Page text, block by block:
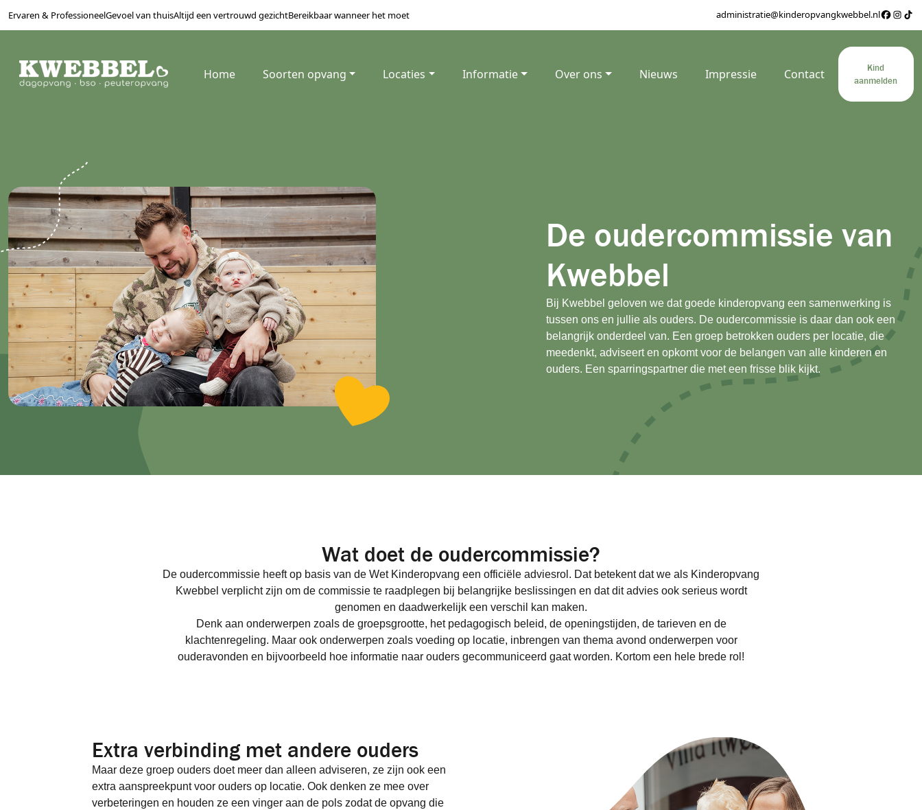
Ervaren & ProfessioneelGevoel van thuisAltijd een vertrouwd gezichtBereikbaar wanneer het moet administratie@kinderopvangkwebbel.nl
Home Soorten opvang Locaties Informatie Over ons Nieuws Impressie Contact
Kind
aanmelden
De oudercommissie van
Kwebbel
Bij Kwebbel geloven we dat goede kinderopvang een samenwerking is
tussen ons en jullie als ouders. De oudercommissie is daar dan ook een
belangrijk onderdeel van. Een groep betrokken ouders per locatie, die
meedenkt, adviseert en opkomt voor de belangen van alle kinderen en
ouders. Een sparringspartner die met een frisse blik kijkt.
Wat doet de oudercommissie?
De oudercommissie heeft op basis van de Wet Kinderopvang een officiële adviesrol. Dat betekent dat we als Kinderopvang
Kwebbel verplicht zijn om de commissie te raadplegen bij belangrijke beslissingen en dat dit advies ook serieus wordt
genomen en daadwerkelijk een verschil kan maken.
Denk aan onderwerpen zoals de groepsgrootte, het pedagogisch beleid, de openingstijden, de tarieven en de
klachtenregeling. Maar ook onderwerpen zoals voeding op locatie, inbrengen van thema avond onderwerpen voor
ouderavonden en bijvoorbeeld hoe informatie naar ouders gecommuniceerd gaat worden. Kortom een hele brede rol!
Extra verbinding met andere ouders
Maar deze groep ouders doet meer dan alleen adviseren, ze zijn ook een
extra aanspreekpunt voor ouders op locatie. Ook denken ze mee over
verbeteringen en houden ze een vinger aan de pols zodat de opvang die